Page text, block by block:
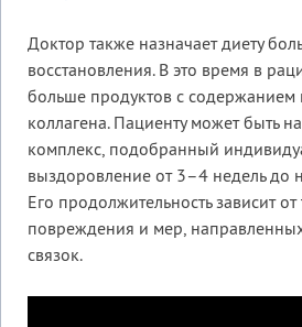
Доктор также назначает диету
восстановления. В это время в
больше продуктов с содержанием
коллагена. Пациенту может быть
комплекс, подобранный
выздоровление от 3–4 недель до
Его продолжительность зависит от
повреждения и мер,
связок.